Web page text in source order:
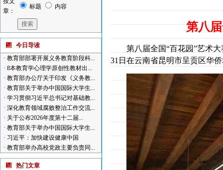
章：
标题 内容
今日导读
· 教育部部署开展义务教育阶段科...
· 8本教育学心理学原创性教材出...
· 教育部办公厅关于印发《义务教...
· 教育部关于举办中国国际大学生...
· 学习贯彻习近平总书记对基础教...
· 深化教育领域腐败整治工作交流...
· 关于公布2026年度第十二届...
· 教育部关于举办中国国际大学生...
· 习近平：加快建设健康中国
· 教育部举办高校党政主要负责同...
热门文章
第八
第八届全国“百花园”艺术
31 日在云南省昆明市呈贡区华